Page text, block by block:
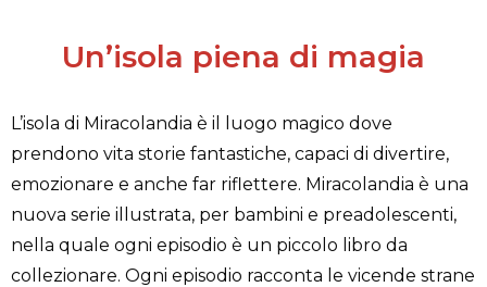
Un’isola piena di magia
L’isola di Miracolandia è il luogo magico dove
prendono vita storie fantastiche, capaci di divertire,
emozionare e anche far riflettere. Miracolandia è una
nuova serie illustrata, per bambini e preadolescenti,
nella quale ogni episodio è un piccolo libro da
collezionare. Ogni episodio racconta le vicende strane